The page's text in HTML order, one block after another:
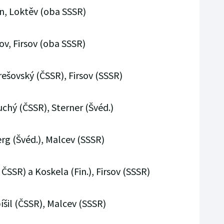
Loktěv (oba SSSR)
Firsov (oba SSSR)
(ČSSR), Firsov (SSSR)
(ČSSR), Sterner (Švéd.)
(Švéd.), Malcev (SSSR)
a Koskela (Fin.), Firsov (SSSR)
(ČSSR), Malcev (SSSR)